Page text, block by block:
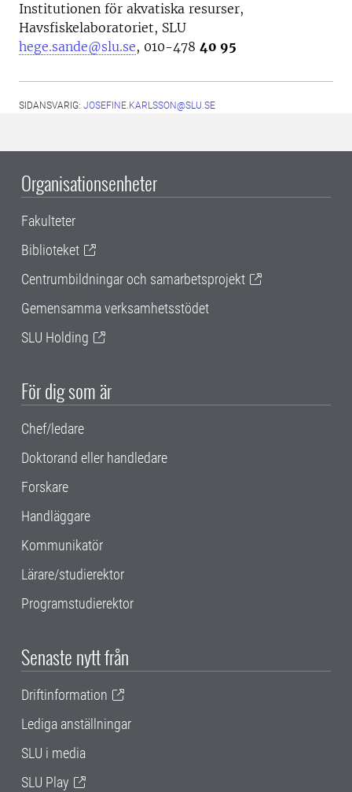
Institutionen för akvatiska resurser,
Havsfiskelaboratoriet, SLU
hege.sande@slu.se, 010-478 40 95
SIDANSVARIG: JOSEFINE.KARLSSON@SLU.SE
Organisationsenheter
Fakulteter
Biblioteket
Centrumbildningar och samarbetsprojekt
Gemensamma verksamhetsstödet
SLU Holding
För dig som är
Chef/ledare
Doktorand eller handledare
Forskare
Handläggare
Kommunikatör
Lärare/studierektor
Programstudierektor
Senaste nytt från
Driftinformation
Lediga anställningar
SLU i media
SLU Play